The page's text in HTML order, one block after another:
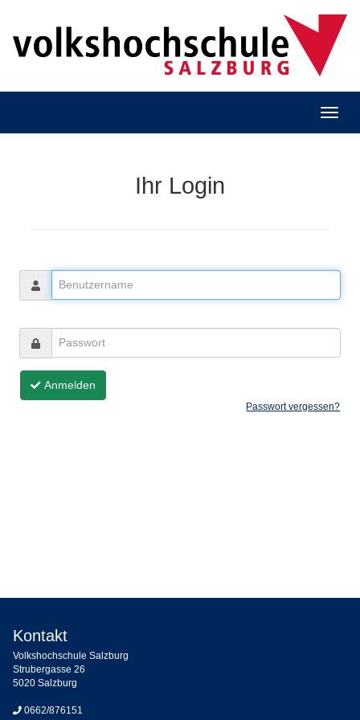
Ihr Login
Anmelden
Passwort vergessen?
Kontakt
Volkshochschule Salzburg
Strubergasse 26
5020 Salzburg
0662/876151